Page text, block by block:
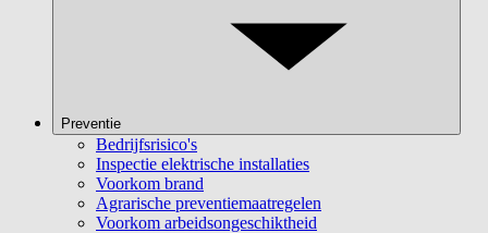
Preventie
Bedrijfsrisico's
Inspectie elektrische installaties
Voorkom brand
Agrarische preventiemaatregelen
Voorkom arbeidsongeschiktheid